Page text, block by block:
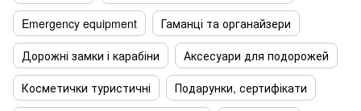
Emergency equipment
Гаманці та органайзери
Дорожні замки і карабіни
Аксесуари для подорожей
Косметички туристичні
Подарунки, сертифікати